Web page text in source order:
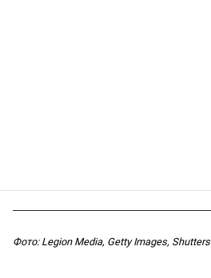
Фото: Legion Media, Getty Images,